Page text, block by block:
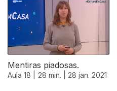
Mentiras piadosas.
Aula 18 | 28 min. | 28 jan. 2021